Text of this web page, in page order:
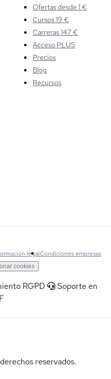
Ofertas desde 1 €
Cursos 19 €
Carreras 147 €
Acceso PLUS
Precios
Blog
Recursos
legalCondiciones empresas
cookies
RGPD
Soporte en
reservados.